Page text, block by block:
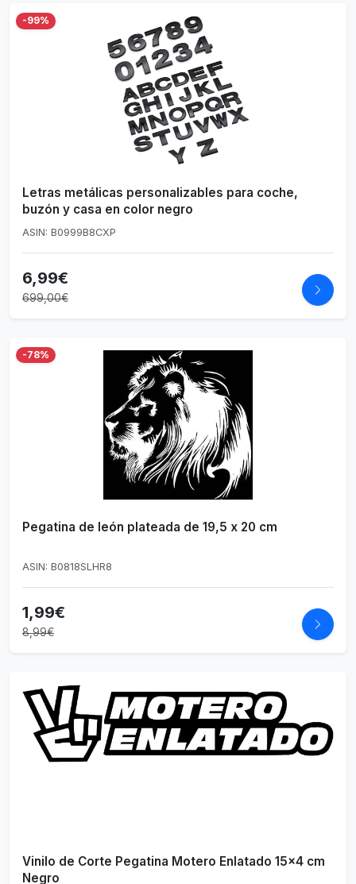
-99%
Letras metálicas personalizables para coche,
buzón y casa en color negro
ASIN: B0999B8CXP
6,99€
699,00€
-78%
Pegatina de león plateada de 19,5 x 20 cm
ASIN: B0818SLHR8
1,99€
8,99€
Vinilo de Corte Pegatina Motero Enlatado 15x4 cm
Negro